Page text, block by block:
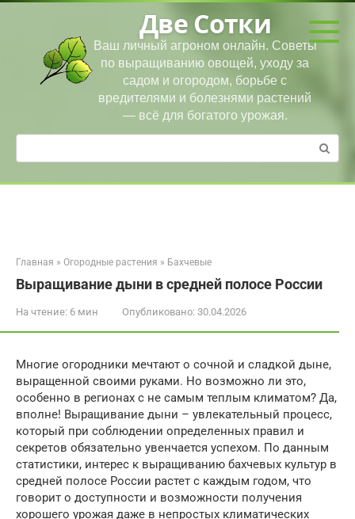
Перейти
Две Сотки
Ваш личный агроном онлайн. Советы
по выращиванию овощей, уходу за
садом и огородом, борьбе с
вредителями и болезнями растений
— всё для богатого урожая.
Поиск:
Главная » Огородные растения » Бахчевые
Выращивание дыни в средней полосе России
На чтение: 6 мин Опубликовано: 30.04.2026
Многие огородники мечтают о сочной и сладкой дыне,
выращенной своими руками. Но возможно ли это,
особенно в регионах с не самым теплым климатом? Да,
вполне! Выращивание дыни – увлекательный процесс,
который при соблюдении определенных правил и
секретов обязательно увенчается успехом. По данным
статистики, интерес к выращиванию бахчевых культур в
средней полосе России растет с каждым годом, что
говорит о доступности и возможности получения
хорошего урожая даже в непростых климатических